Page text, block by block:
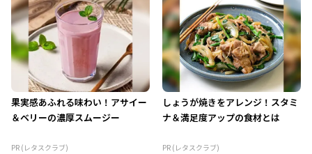
果実感あふれる味わい！アサイー
＆ベリーの濃厚スムージー
PR (レタスクラブ)
しょうが焼きをアレンジ！スタミ
ナ＆満足度アップの食材とは
PR (レタスクラブ)